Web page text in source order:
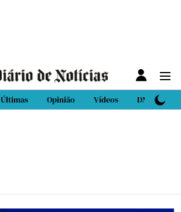
Últimas Opinião Vídeos DN Sport